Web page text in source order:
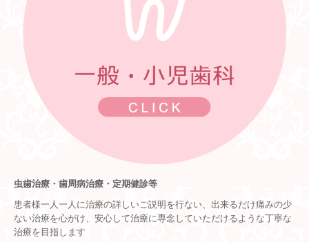
虫歯治療・歯周病治療・定期健診等
患者様一人一人に治療の詳しいご説明を行ない、出来るだけ痛みの少
ない治療を心がけ、安心して治療に専念していただけるような丁寧な
治療を目指します